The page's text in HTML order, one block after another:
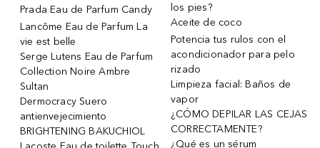
Prada Eau de Parfum Candy
Lancôme Eau de Parfum La
vie est belle
Serge Lutens Eau de Parfum
Collection Noire Ambre
Sultan
Dermocracy Suero
antienvejecimiento
BRIGHTENING BAKUCHIOL
los pies?
Aceite de coco
Potencia tus rulos con el
acondicionador para pelo
rizado
Limpieza facial: Baños de
vapor
¿CÓMO DEPILAR LAS CEJAS
CORRECTAMENTE?
¿Qué es un sérum